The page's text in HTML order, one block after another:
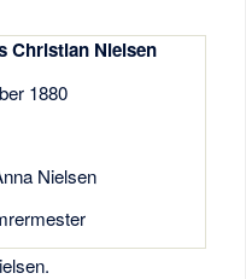
Christian Nielsen
1880
Nielsen